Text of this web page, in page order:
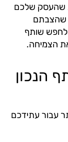
שהעסק שלכם
שהצבתם
שותף
הצמיחה.
הנכון
עבור עתידכם